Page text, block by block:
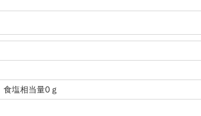
塩相当量0ｇ